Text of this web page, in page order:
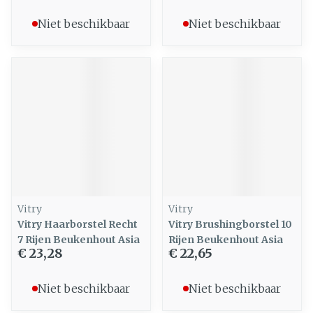
Niet beschikbaar Niet beschikbaar
Vitry
Vitry Haarborstel Recht
7 Rijen Beukenhout Asia
€ 23,28
Niet beschikbaar
Vitry
Vitry Brushingborstel 10
Rijen Beukenhout Asia
€ 22,65
Niet beschikbaar